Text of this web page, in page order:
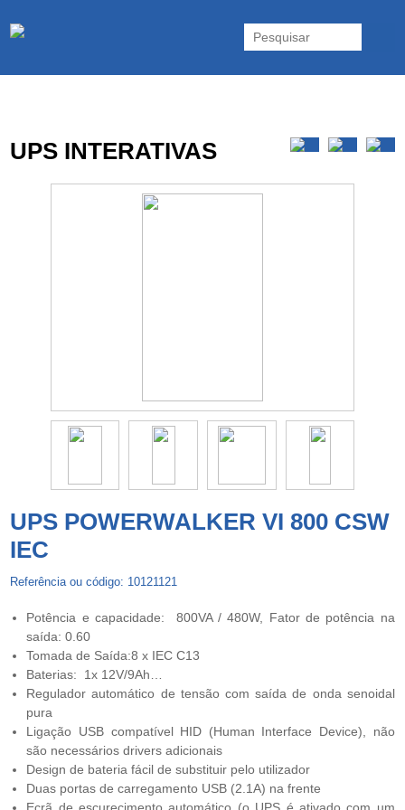
Inversores e acessórios. Portugal.
UPS INTERATIVAS
UPS POWERWALKER VI 800 CSW
IEC
Referência ou código: 10121121
Potência e capacidade: 800VA / 480W, Fator de potência na
saída: 0.60
Tomada de Saída:8 x IEC C13
Baterias: 1x 12V/9Ah…
Regulador automático de tensão com saída de onda senoidal
pura
Ligação USB compatível HID (Human Interface Device), não
são necessários drivers adicionais
Design de bateria fácil de substituir pelo utilizador
Duas portas de carregamento USB (2.1A) na frente
Ecrã de escurecimento automático (o UPS é ativado com um